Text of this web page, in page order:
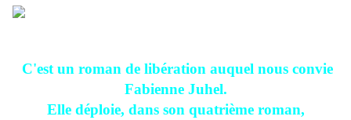
C'est un roman de libération auquel nous convie
Fabienne Juhel.
Elle déploie, dans son quatrième roman,